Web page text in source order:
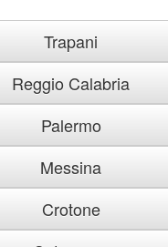
Trapani
Reggio Calabria
Palermo
Messina
Crotone